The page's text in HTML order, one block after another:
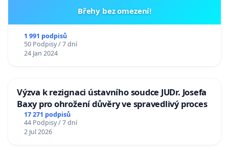
Břehy bez omezení!
1 991 podpisů
50 Podpisy / 7 dní
24 Jan 2024
Výzva k rezignaci ústavního soudce JUDr. Josefa
Baxy pro ohrožení důvěry ve spravedlivý proces
17 271 podpisů
44 Podpisy / 7 dní
2 Jul 2026